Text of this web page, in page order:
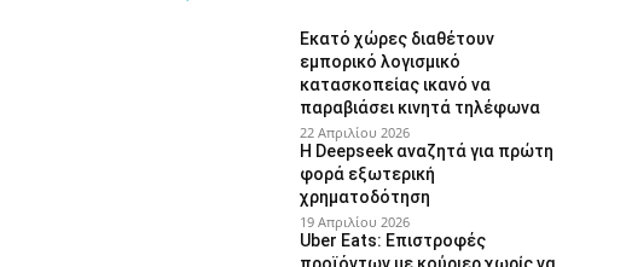
Εκατό χώρες διαθέτουν
εμπορικό λογισμικό
κατασκοπείας ικανό να
παραβιάσει κινητά τηλέφωνα
22 Απριλίου 2026
Η Deepseek αναζητά για πρώτη
φορά εξωτερική
χρηματοδότηση
19 Απριλίου 2026
Uber Eats: Επιστροφές
προϊόντων με κούριερ χωρίς να